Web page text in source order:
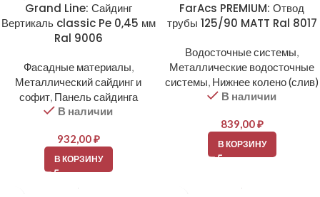
Grand Line: Сайдинг
Вертикаль classic Pe 0,45 мм
Ral 9006
Фасадные материалы,
Металлический сайдинг и
софит, Панель сайдинга
В наличии
932,00₽
В КОРЗИНУ
FarAcs PREMIUM: Отвод
трубы 125/90 MATT Ral 8017
Водосточные системы,
Металлические водосточные
системы, Нижнее колено (слив)
В наличии
839,00₽
В КОРЗИНУ